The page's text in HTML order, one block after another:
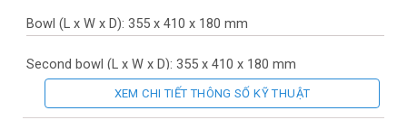
Bowl (L x W x D): 355 x 410 x 180 mm
Second bowl (L x W x D): 355 x 410 x 180 mm
Vật liệu chậu: Inox
XEM CHI TIẾT THÔNG SỐ KỸ THUẬT